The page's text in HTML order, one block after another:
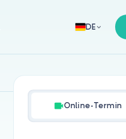
DE
Online-Termin